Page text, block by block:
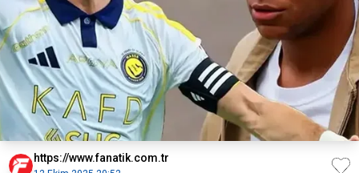
https://www.fanatik.com.tr